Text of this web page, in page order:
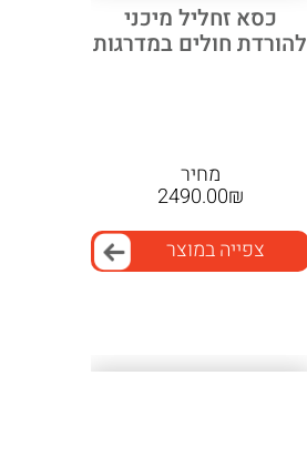
כסא זחליל מיכני
להורדת חולים במדרגות
מחיר
₪
2490.00
צפייה במוצר